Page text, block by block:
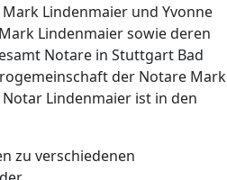
Lindenmaier und Yvonne
Lindenmaier sowie deren
Notare in Stuttgart Bad
der Notare Mark
Lindenmaier ist in den
zu verschiedenen